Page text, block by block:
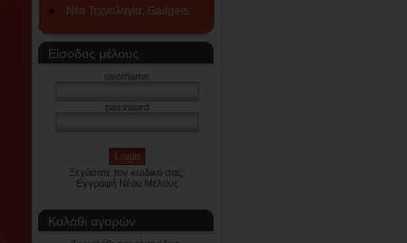
Νέα Τεχνολογία, Gadgets
Είσοδος μέλους
username
password
Ξεχάσατε τον κωδικό σας;
Εγγραφή Νέου Μέλους
Καλάθι αγορών